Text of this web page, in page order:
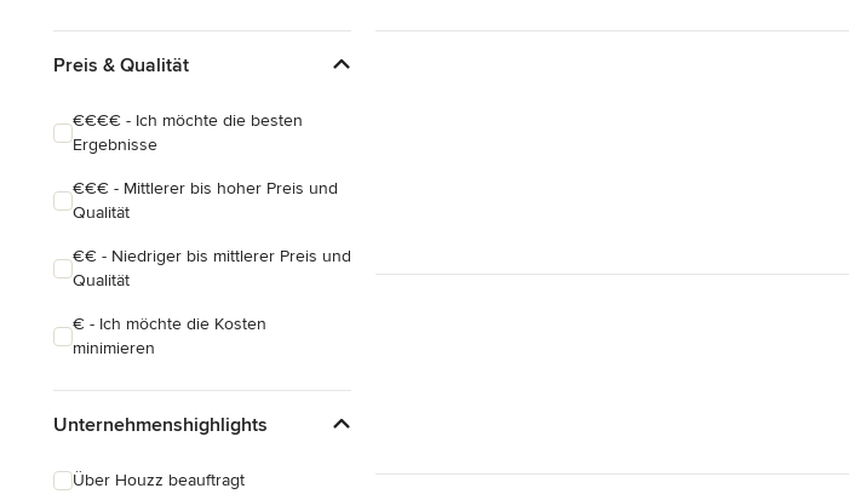
Preis & Qualität
€€€€ - Ich möchte die besten
Ergebnisse
€€€ - Mittlerer bis hoher Preis und
Qualität
€€ - Niedriger bis mittlerer Preis und
Qualität
€ - Ich möchte die Kosten
minimieren
Unternehmenshighlights
Über Houzz beauftragt